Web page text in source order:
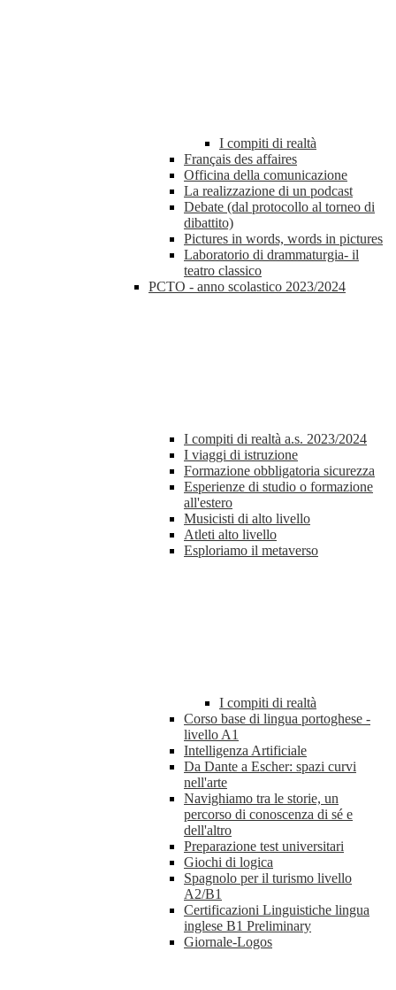
I compiti di realtà
Français des affaires
Officina della comunicazione
La realizzazione di un podcast
Debate (dal protocollo al torneo di
dibattito)
Pictures in words, words in pictures
Laboratorio di drammaturgia- il
teatro classico
PCTO - anno scolastico 2023/2024
I compiti di realtà a.s. 2023/2024
I viaggi di istruzione
Formazione obbligatoria sicurezza
Esperienze di studio o formazione
all'estero
Musicisti di alto livello
Atleti alto livello
Esploriamo il metaverso
I compiti di realtà
Corso base di lingua portoghese -
livello A1
Intelligenza Artificiale
Da Dante a Escher: spazi curvi
nell'arte
Navighiamo tra le storie, un
percorso di conoscenza di sé e
dell'altro
Preparazione test universitari
Giochi di logica
Spagnolo per il turismo livello
A2/B1
Certificazioni Linguistiche lingua
inglese B1 Preliminary
Giornale-Logos